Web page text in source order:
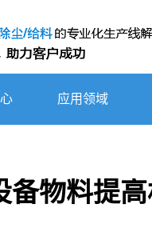
应用领域
物料提